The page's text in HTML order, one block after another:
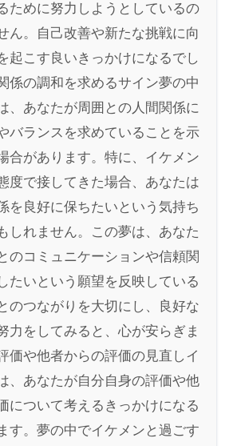
ために努力しようとしているの
ん。自己改善や新たな挑戦に向
起こす良いきっかけになるでし
係の調和を求めるサイン夢の中
、あなたが周囲との人間関係に
バランスを求めていることを示
合があります。特に、イケメン
度で接してきた場合、あなたは
を良好に保ちたいという気持ち
しれません。この夢は、あなた
のコミュニケーションや信頼関
たいという願望を反映している
のつながりを大切にし、良好な
力をしてみると、心が安らぎま
価や他者からの評価の見直しイ
、あなたが自分自身の評価や他
について考えるきっかけになる
す。夢の中でイケメンと過ごす